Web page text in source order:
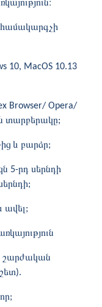
10, MacOS 10.13
Browser/ Opera/
տարբերակը;
և բարձր;
5-րդ սերնդի
ավել;
շարժական